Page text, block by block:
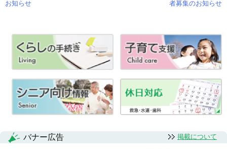
ゲ
シ
ョ
お知らせ
者募集のお知らせ
バナー広告 掲載について